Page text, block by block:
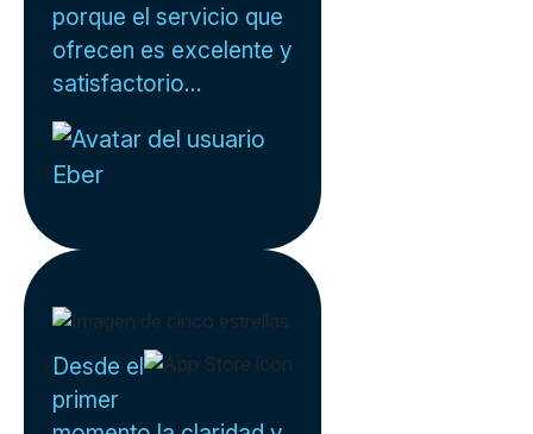
porque el servicio que
ofrecen es excelente y
satisfactorio...
Eber
Desde el
primer